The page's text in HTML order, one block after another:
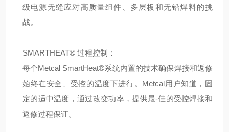
级电源无缝应对高质量组件、多层板和无铅焊料的挑
战。
SMARTHEAT® 过程控制：
每个Metcal SmartHeat®系统内置的技术确保焊接和返修
始终在安全、受控的温度下进行。Metcal用户知道，固
定的适中温度，通过改变功率，提供最-佳的受控焊接和
返修过程保证。